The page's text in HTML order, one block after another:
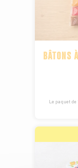
BÂTONS
Le paquet